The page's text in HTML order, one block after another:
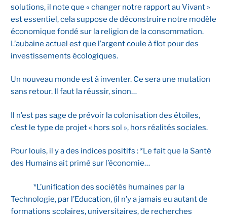
solutions, il note que « changer notre rapport au Vivant »
est essentiel, cela suppose de déconstruire notre modèle
économique fondé sur la religion de la consommation.
L’aubaine actuel est que l’argent coule à flot pour des
investissements écologiques.
Un nouveau monde est à inventer. Ce sera une mutation
sans retour. Il faut la réussir, sinon…
Il n’est pas sage de prévoir la colonisation des étoiles,
c’est le type de projet « hors sol », hors réalités sociales.
Pour louis, il y a des indices positifs : *Le fait que la Santé
des Humains ait primé sur l’économie…
*L’unification des sociétés humaines par la
Technologie, par l’Education, (il n’y a jamais eu autant de
formations scolaires, universitaires, de recherches